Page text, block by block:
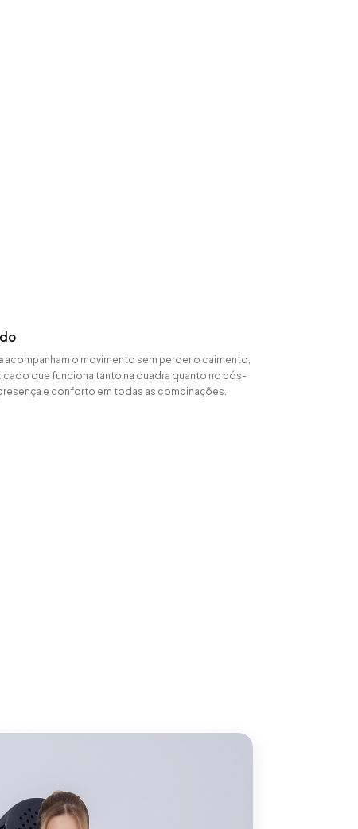
acompanham o movimento sem perder o caimento,
que funciona tanto na quadra quanto no pós-
e conforto em todas as combinações.